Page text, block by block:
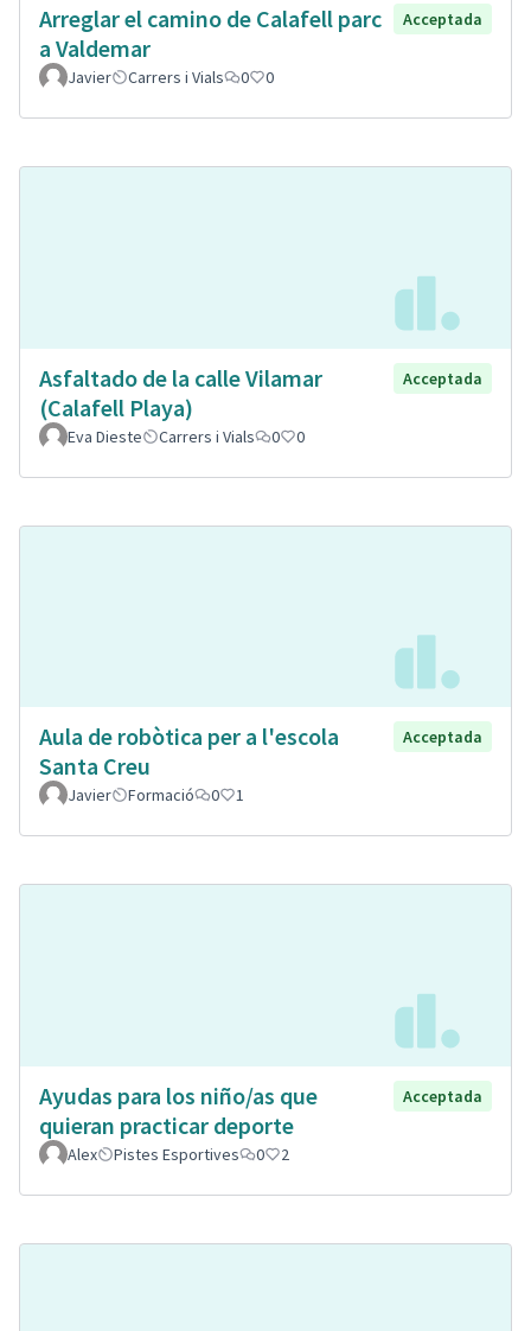
Arreglar el camino de Calafell parc
a Valdemar
Acceptada
Javier Carrers i Vials 0 0
Asfaltado de la calle Vilamar
(Calafell Playa)
Acceptada
Eva Dieste Carrers i Vials 0 0
Aula de robòtica per a l'escola
Santa Creu
Acceptada
Javier Formació 0 1
Ayudas para los niño/as que
quieran practicar deporte
Acceptada
Alex Pistes Esportives 0 2